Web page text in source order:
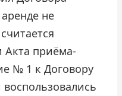
не
Акта приёма-
№ 1 к Договору
воспользовались